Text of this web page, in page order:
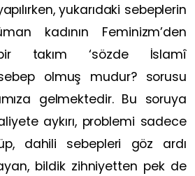
yukarıdaki sebeplerin
kadının Feminizm’den
takım ‘sözde İslamî
olmuş mudur? sorusu
gelmektedir. Bu soruya
aykırı, problemi sadece
dahili sebepleri göz ardı
bildik zihniyetten pek de